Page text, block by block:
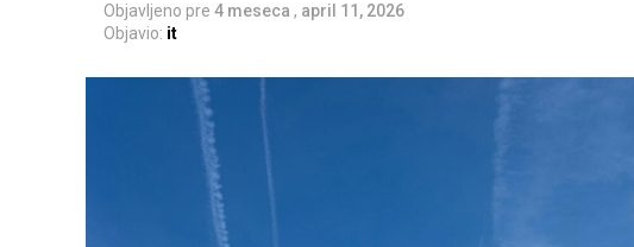
Objavljeno pre 4 meseca , april 11, 2026
Objavio: it